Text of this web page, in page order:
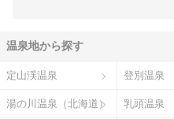
温泉地から探す
定山渓温泉 登別温泉
湯の川温泉（北海道） 乳頭温泉